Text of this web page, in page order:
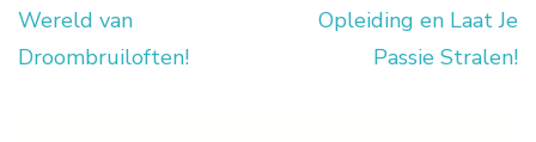
Wereld van
Droombruiloften!
Opleiding en Laat Je
Passie Stralen!